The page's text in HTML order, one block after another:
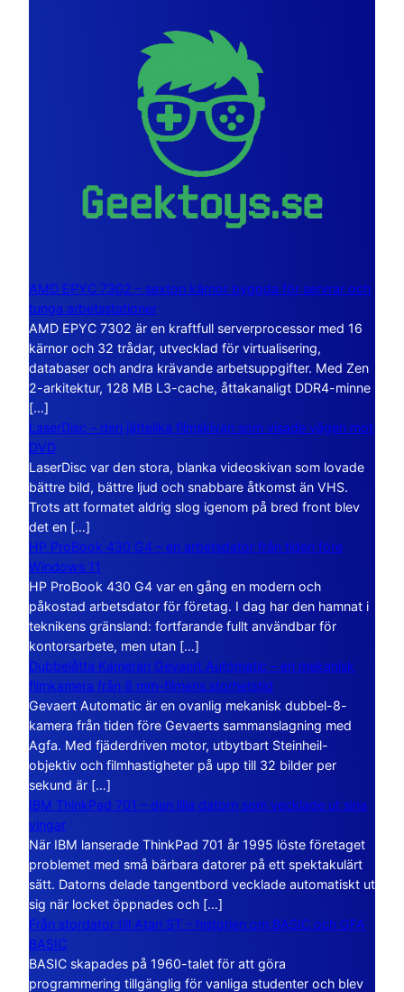
AMD EPYC 7302 – sexton kärnor byggda för servrar och
tunga arbetsstationer
AMD EPYC 7302 är en kraftfull serverprocessor med 16
kärnor och 32 trådar, utvecklad för virtualisering,
databaser och andra krävande arbetsuppgifter. Med Zen
2-arkitektur, 128 MB L3-cache, åttakanaligt DDR4-minne
[…]
LaserDisc – den jättelika filmskivan som visade vägen mot
DVD
LaserDisc var den stora, blanka videoskivan som lovade
bättre bild, bättre ljud och snabbare åtkomst än VHS.
Trots att formatet aldrig slog igenom på bred front blev
det en […]
HP ProBook 430 G4 – en arbetsdator från tiden före
Windows 11
HP ProBook 430 G4 var en gång en modern och
påkostad arbetsdator för företag. I dag har den hamnat i
teknikens gränsland: fortfarande fullt användbar för
kontorsarbete, men utan […]
Dubbelåtta Kameran Gevaert Automatic – en mekanisk
filmkamera från 8 mm-filmens storhetstid
Gevaert Automatic är en ovanlig mekanisk dubbel-8-
kamera från tiden före Gevaerts sammanslagning med
Agfa. Med fjäderdriven motor, utbytbart Steinheil-
objektiv och filmhastigheter på upp till 32 bilder per
sekund är […]
IBM ThinkPad 701 – den lilla datorn som vecklade ut sina
vingar
När IBM lanserade ThinkPad 701 år 1995 löste företaget
problemet med små bärbara datorer på ett spektakulärt
sätt. Datorns delade tangentbord vecklade automatiskt ut
sig när locket öppnades och […]
Från stordator till Atari ST – historien om BASIC och GFA
BASIC
BASIC skapades på 1960-talet för att göra
programmering tillgänglig för vanliga studenter och blev